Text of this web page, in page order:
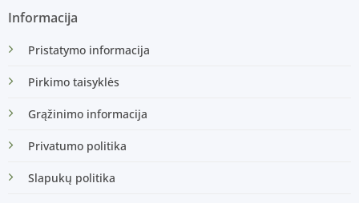
Informacija
Pristatymo informacija
Pirkimo taisyklės
Grąžinimo informacija
Privatumo politika
Slapukų politika